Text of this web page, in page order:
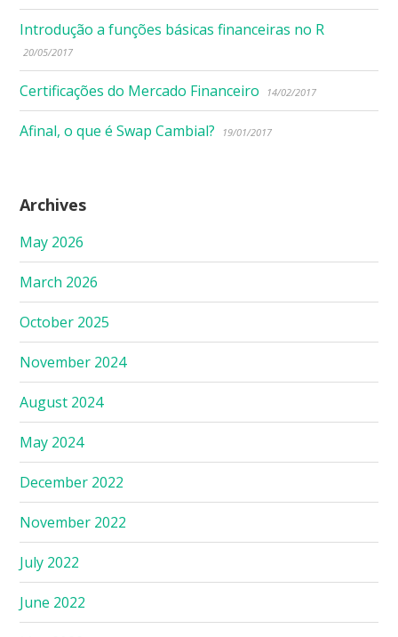
Introdução a funções básicas financeiras no R
20/05/2017
Certificações do Mercado Financeiro 14/02/2017
Afinal, o que é Swap Cambial? 19/01/2017
Archives
May 2026
March 2026
October 2025
November 2024
August 2024
May 2024
December 2022
November 2022
July 2022
June 2022